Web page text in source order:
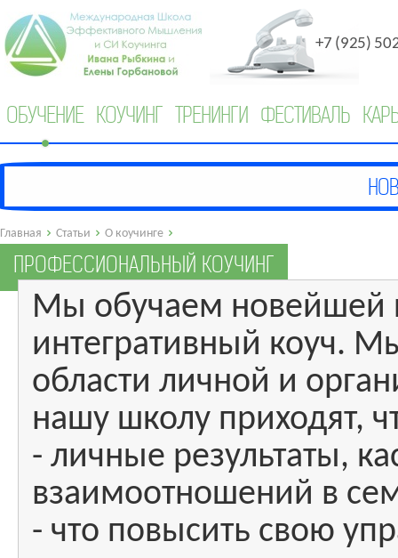
+7 (925)
ОБУЧЕНИЕ КОУЧИНГ ТРЕНИНГИ ФЕСТИВАЛЬ
Главная Статьи О коучинге
ПРОФЕССИОНАЛЬНЫЙ КОУЧИНГ
Мы обучаем новейшей
интегративный коуч.
области личной и
нашу школу приходят,
- личные результаты,
взаимоотношений в
- что повысить свою